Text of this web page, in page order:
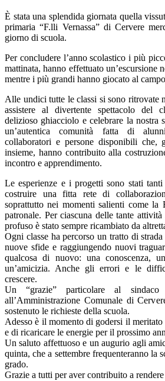
È stata una splendida giornata quella
primaria “F.lli Vernassa” di Cervere
giorno di scuola.
Per concludere l’anno scolastico i più
mattinata, hanno effettuato un’escursione
mentre i più grandi hanno giocato al
Alle undici tutte le classi si sono ritrovate
assistere al divertente spettacolo del
delizioso ghiacciolo e celebrare la nostra
un’autentica comunità fatta di
collaboratori e persone disponibili che,
insieme, hanno contribuito alla
incontro e apprendimento.
Le esperienze e i progetti sono stati
costruire una fitta rete di
soprattutto nei momenti salienti come la
patronale. Per ciascuna delle tante
profuso è stato sempre ricambiato da
Ogni classe ha percorso un tratto di
nuove sfide e raggiungendo nuovi
qualcosa di nuovo: una conoscenza,
un’amicizia. Anche gli errori e le
crescere.
Un “grazie” particolare al
all’Amministrazione Comunale di
sostenuto le richieste della scuola.
Adesso è il momento di godersi il
e di ricaricare le energie per il prossimo
Un saluto affettuoso e un augurio agli
quinta, che a settembre frequenteranno la
grado.
Grazie a tutti per aver contribuito a